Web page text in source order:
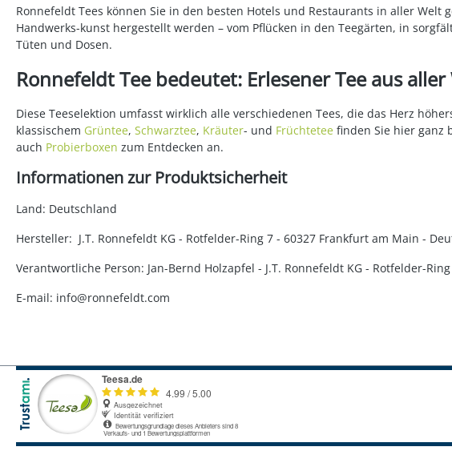
Ronnefeldt Tees können Sie in den besten Hotels und Restaurants in aller
Handwerks-kunst hergestellt werden – vom Pflücken in den Teegärten, in
Tüten und Dosen.
Ronnefeldt Tee bedeutet: Erlesener Tee aus aller
Diese Teeselektion umfasst wirklich alle verschiedenen Tees, die das Herz
klassischem Grüntee, Schwarztee, Kräuter- und Früchtetee finden Sie hier ganz
auch Probierboxen zum Entdecken an.
Informationen zur Produktsicherheit
Land: Deutschland
Hersteller: J.T. Ronnefeldt KG - Rotfelder-Ring 7 - 60327 Frankfurt am Main -
Verantwortliche Person: Jan-Bernd Holzapfel - J.T. Ronnefeldt KG - Rotfelder-
E-mail: info@ronnefeldt.com